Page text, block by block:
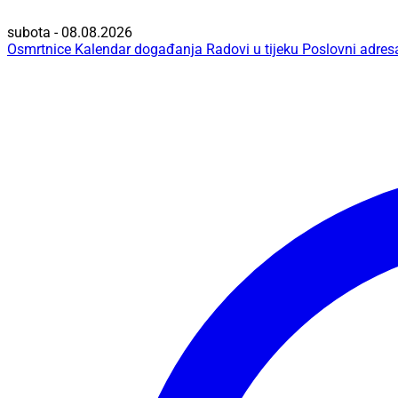
subota - 08.08.2026
Osmrtnice Kalendar događanja Radovi u tijeku Poslovni